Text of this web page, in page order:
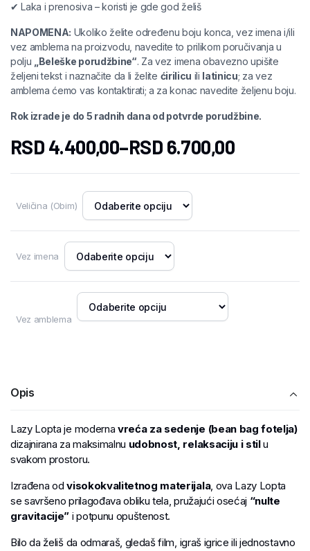
✔ Laka i prenosiva – koristi je gde god želiš
NAPOMENA: Ukoliko želite određenu boju konca, vez imena i/ili
vez amblema na proizvodu, navedite to prilikom poručivanja u
polju
„Beleške porudžbine“. Za vez imena obavezno upišite
željeni tekst i naznačite da li želite ćirilicu ili latinicu; za vez
amblema ćemo vas kontaktirati; a za konac navedite željenu boju.
Rok izrade je do 5 radnih dana od potvrde porudžbine.
RSD 4.400,00–RSD 6.700,00
Veličina (Obim)
Vez imena
Vez amblema
Opis
Lazy Lopta je moderna vreća za sedenje (bean bag fotelja)
dizajnirana za maksimalnu udobnost, relaksaciju i stilu
svakom prostoru.
Izrađena odvisokokvalitetnog materijala, ova Lazy Lopta
se savršeno prilagođava obliku tela, pružajući osećaj “nulte
gravitacije” i potpunu opuštenost.
Bilo da želiš da odmaraš, gledaš film, igraš igrice ili jednostavno